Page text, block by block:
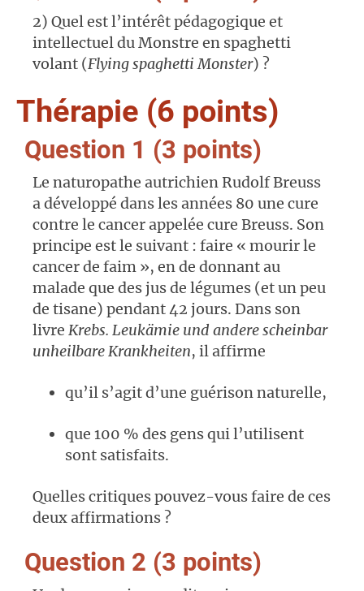
2) Quel est l’intérêt pédagogique et
intellectuel du Monstre en spaghetti
volant (Flying spaghetti Monster) ?
Thérapie (6 points)
Question 1 (3 points)
Le naturopathe autrichien Rudolf Breuss
a développé dans les années 80 une cure
contre le cancer appelée cure Breuss. Son
principe est le suivant : faire « mourir le
cancer de faim », en de donnant au
malade que des jus de légumes (et un peu
de tisane) pendant 42 jours. Dans son
livre Krebs. Leukämie und andere scheinbar
unheilbare Krankheiten, il affirme
qu’il s’agit d’une guérison naturelle,
que 100 % des gens qui l’utilisent
sont satisfaits.
Quelles critiques pouvez-vous faire de ces
deux affirmations ?
Question 2 (3 points)